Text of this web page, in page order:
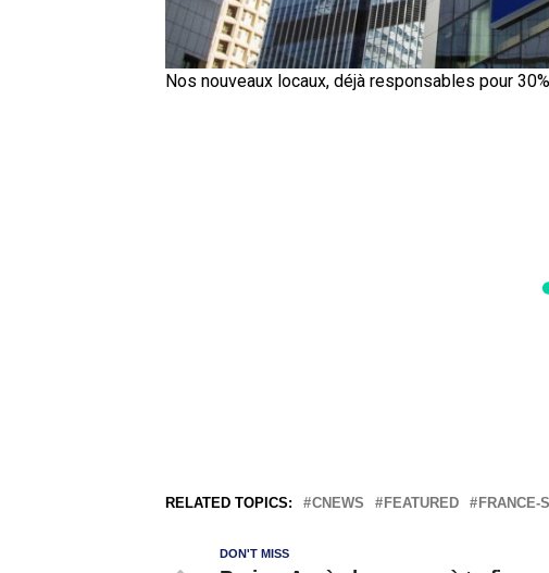
Nos nouveaux locaux, déjà responsables pour
RELATED TOPICS: CNEWS FEATURED FRANCE-
DON'T MISS